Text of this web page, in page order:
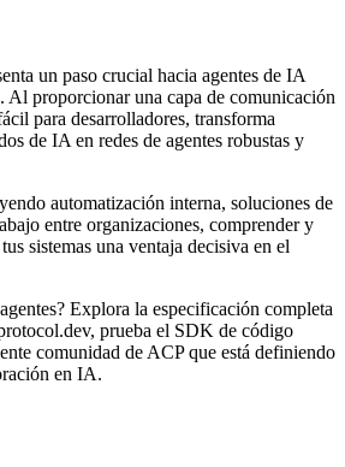
un paso crucial hacia agentes de IA
Al proporcionar una capa de comunicación
para desarrolladores, transforma
de IA en redes de agentes robustas y
automatización interna, soluciones de
entre organizaciones, comprender y
sistemas una ventaja decisiva en el
Explora la especificación completa
prueba el SDK de código
comunidad de ACP que está definiendo
en IA.